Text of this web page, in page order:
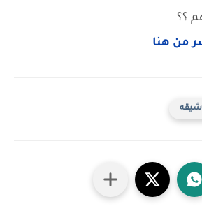
؟؟
من هنا
شيقه